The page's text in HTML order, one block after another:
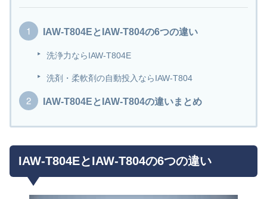
IAW-T804EとIAW-T804の6つの違い
洗浄力ならIAW-T804E
洗剤・柔軟剤の自動投入ならIAW-T804
IAW-T804EとIAW-T804の違いまとめ
IAW-T804EとIAW-T804の6つの違い